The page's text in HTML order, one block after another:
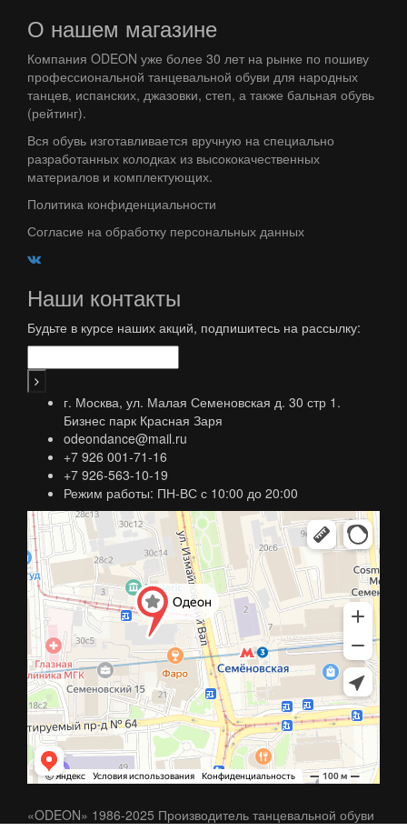
О нашем магазине
Компания ODEON уже более 30 лет на рынке по пошиву
профессиональной танцевальной обуви для народных
танцев, испанских, джазовки, степ, а также бальная обувь
(рейтинг).
Вся обувь изготавливается вручную на специально
разработанных колодках из высококачественных
материалов и комплектующих.
Политика конфиденциальности
Согласие на обработку персональных данных
Наши контакты
Будьте в курсе наших акций, подпишитесь на рассылку:
г. Москва, ул. Малая Семеновская д. 30 стр 1.
Бизнес парк Красная Заря
odeondance@mail.ru
+7 926 001-71-16
+7 926-563-10-19
Режим работы: ПН-ВС с 10:00 до 20:00
«ODEON» 1986-2025 Производитель танцевальной обуви